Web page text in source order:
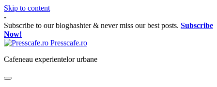
Skip to content
-
Subscribe to our bloghashter & never miss our best posts. Subscribe
Now!
Presscafe.ro
Cafeneau experientelor urbane